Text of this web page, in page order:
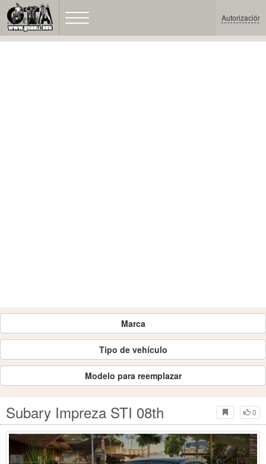
Autorización
Marca
Tipo de vehículo
Modelo para reemplazar
0
Subary Impreza STI 08th